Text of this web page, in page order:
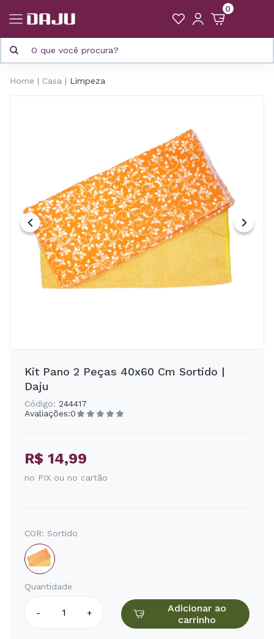
0
Home Casa Limpeza
Kit Pano 2 Peças 40x60 Cm Sortido |
Daju
Código: 244417
Avaliações:0
R$ 14,99
no PIX ou no cartão
COR: Sortido
Quantidade
- +
Adicionar ao
carrinho